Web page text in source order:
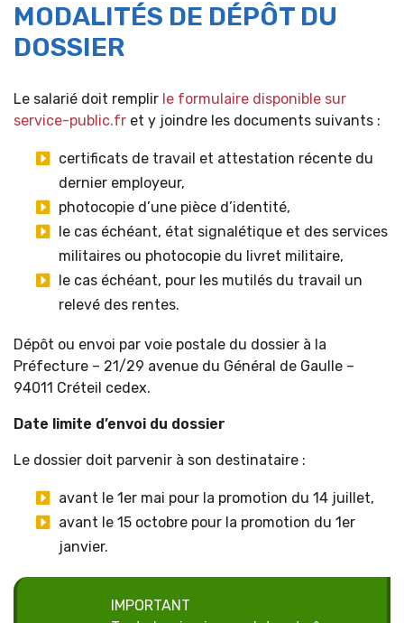
MODALITÉS DE DÉPÔT DU
DOSSIER
Le salarié doit remplir le formulaire disponible sur
service-public.fr et y joindre les documents suivants :
certificats de travail et attestation récente du
dernier employeur,
photocopie d’une pièce d’identité,
le cas échéant, état signalétique et des services
militaires ou photocopie du livret militaire,
le cas échéant, pour les mutilés du travail un
relevé des rentes.
Dépôt ou envoi par voie postale du dossier à la
Préfecture – 21/29 avenue du Général de Gaulle –
94011 Créteil cedex.
Date limite d’envoi du dossier
Le dossier doit parvenir à son destinataire :
avant le 1er mai pour la promotion du 14 juillet,
avant le 15 octobre pour la promotion du 1er
janvier.
IMPORTANT